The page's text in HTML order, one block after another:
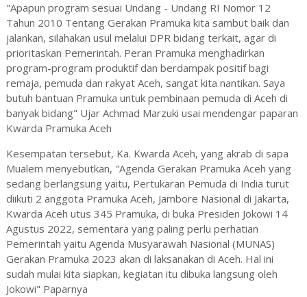
"Apapun program sesuai Undang - Undang RI Nomor 12
Tahun 2010 Tentang Gerakan Pramuka kita sambut baik dan
jalankan, silahakan usul melalui DPR bidang terkait, agar di
prioritaskan Pemerintah. Peran Pramuka menghadirkan
program-program produktif dan berdampak positif bagi
remaja, pemuda dan rakyat Aceh, sangat kita nantikan. Saya
butuh bantuan Pramuka untuk pembinaan pemuda di Aceh di
banyak bidang" Ujar Achmad Marzuki usai mendengar paparan
Kwarda Pramuka Aceh
Kesempatan tersebut, Ka. Kwarda Aceh, yang akrab di sapa
Mualem menyebutkan, "Agenda Gerakan Pramuka Aceh yang
sedang berlangsung yaitu, Pertukaran Pemuda di India turut
diikuti 2 anggota Pramuka Aceh, Jambore Nasional di Jakarta,
Kwarda Aceh utus 345 Pramuka, di buka Presiden Jokowi 14
Agustus 2022, sementara yang paling perlu perhatian
Pemerintah yaitu Agenda Musyarawah Nasional (MUNAS)
Gerakan Pramuka 2023 akan di laksanakan di Aceh. Hal ini
sudah mulai kita siapkan, kegiatan itu dibuka langsung oleh
Jokowi" Paparnya